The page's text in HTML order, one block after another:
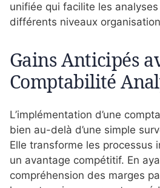
unifiée qui facilite les
différents niveaux
Gains Anticipés
Comptabilité
L’implémentation d’une
bien au-delà d’une simple
Elle transforme les processus
un avantage compétitif. En
compréhension des marges